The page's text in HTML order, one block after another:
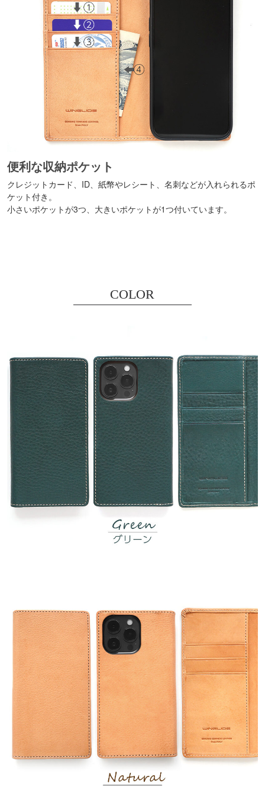
便利な収納ポケット
クレジットカード、ID、紙幣やレシート、名刺などが入れられるポ
ケット付き。
小さいポケットが3つ、大きいポケットが1つ付いています。
COLOR